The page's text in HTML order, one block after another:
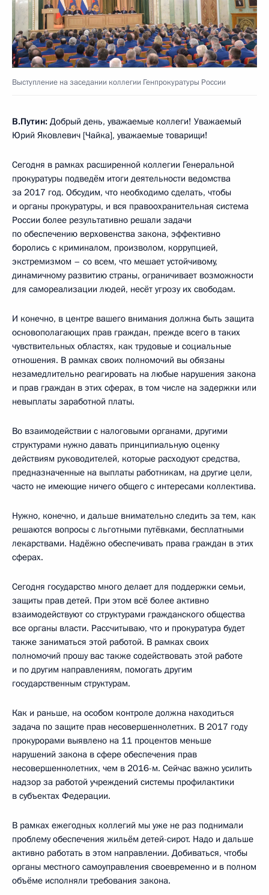
Выступление на заседании коллегии Генпрокуратуры России
В.Путин: Добрый день, уважаемые коллеги! Уважаемый
Юрий Яковлевич [Чайка], уважаемые товарищи!
Сегодня в рамках расширенной коллегии Генеральной
прокуратуры подведём итоги деятельности ведомства
за 2017 год. Обсудим, что необходимо сделать, чтобы
и органы прокуратуры, и вся правоохранительная система
России более результативно решали задачи
по обеспечению верховенства закона, эффективно
боролись с криминалом, произволом, коррупцией,
экстремизмом – со всем, что мешает устойчивому,
динамичному развитию страны, ограничивает возможности
для самореализации людей, несёт угрозу их свободам.
И конечно, в центре вашего внимания должна быть защита
основополагающих прав граждан, прежде всего в таких
чувствительных областях, как трудовые и социальные
отношения. В рамках своих полномочий вы обязаны
незамедлительно реагировать на любые нарушения закона
и прав граждан в этих сферах, в том числе на задержки или
невыплаты заработной платы.
Во взаимодействии с налоговыми органами, другими
структурами нужно давать принципиальную оценку
действиям руководителей, которые расходуют средства,
предназначенные на выплаты работникам, на другие цели,
часто не имеющие ничего общего с интересами коллектива.
Нужно, конечно, и дальше внимательно следить за тем, как
решаются вопросы с льготными путёвками, бесплатными
лекарствами. Надёжно обеспечивать права граждан в этих
сферах.
Сегодня государство много делает для поддержки семьи,
защиты прав детей. При этом всё более активно
взаимодействуют со структурами гражданского общества
все органы власти. Рассчитываю, что и прокуратура будет
также заниматься этой работой. В рамках своих
полномочий прошу вас также содействовать этой работе
и по другим направлениям, помогать другим
государственным структурам.
Как и раньше, на особом контроле должна находиться
задача по защите прав несовершеннолетних. В 2017 году
прокурорами выявлено на 11 процентов меньше
нарушений закона в сфере обеспечения прав
несовершеннолетних, чем в 2016-м. Сейчас важно усилить
надзор за работой учреждений системы профилактики
в субъектах Федерации.
В рамках ежегодных коллегий мы уже не раз поднимали
проблему обеспечения жильём детей-сирот. Надо и дальше
активно работать в этом направлении. Добиваться, чтобы
органы местного самоуправления своевременно и в полном
объёме исполняли требования закона.